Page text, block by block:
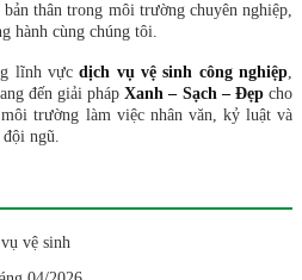
thân trong môi trường chuyên nghiệp,
hành cùng chúng tôi.
lĩnh vựcdịch vụ vệ sinh công nghiệp,
đến giải phápXanh – Sạch – Đẹpcho
trường làm việc nhân văn, kỷ luật và
ngũ.
vệ sinh